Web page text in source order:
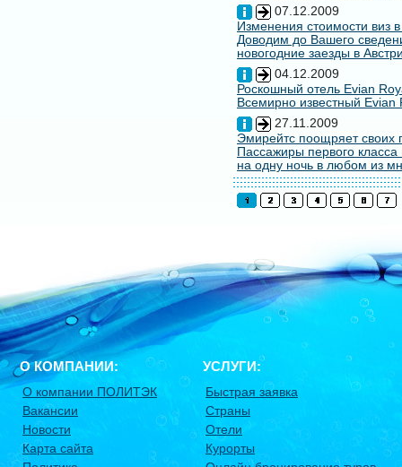
07.12.2009
Изменения стоимости виз
Доводим до Вашего
новогодние заезды в
04.12.2009
Роскошный отель Evian
Всемирно известный
27.11.2009
Эмирейтс поощряет своих
Пассажиры первого
на одну ночь в любом из
О КОМПАНИИ:
О компании ПОЛИТЭК
Вакансии
Новости
Карта сайта
УСЛУГИ:
Быстрая заявка
Страны
Отели
Курорты